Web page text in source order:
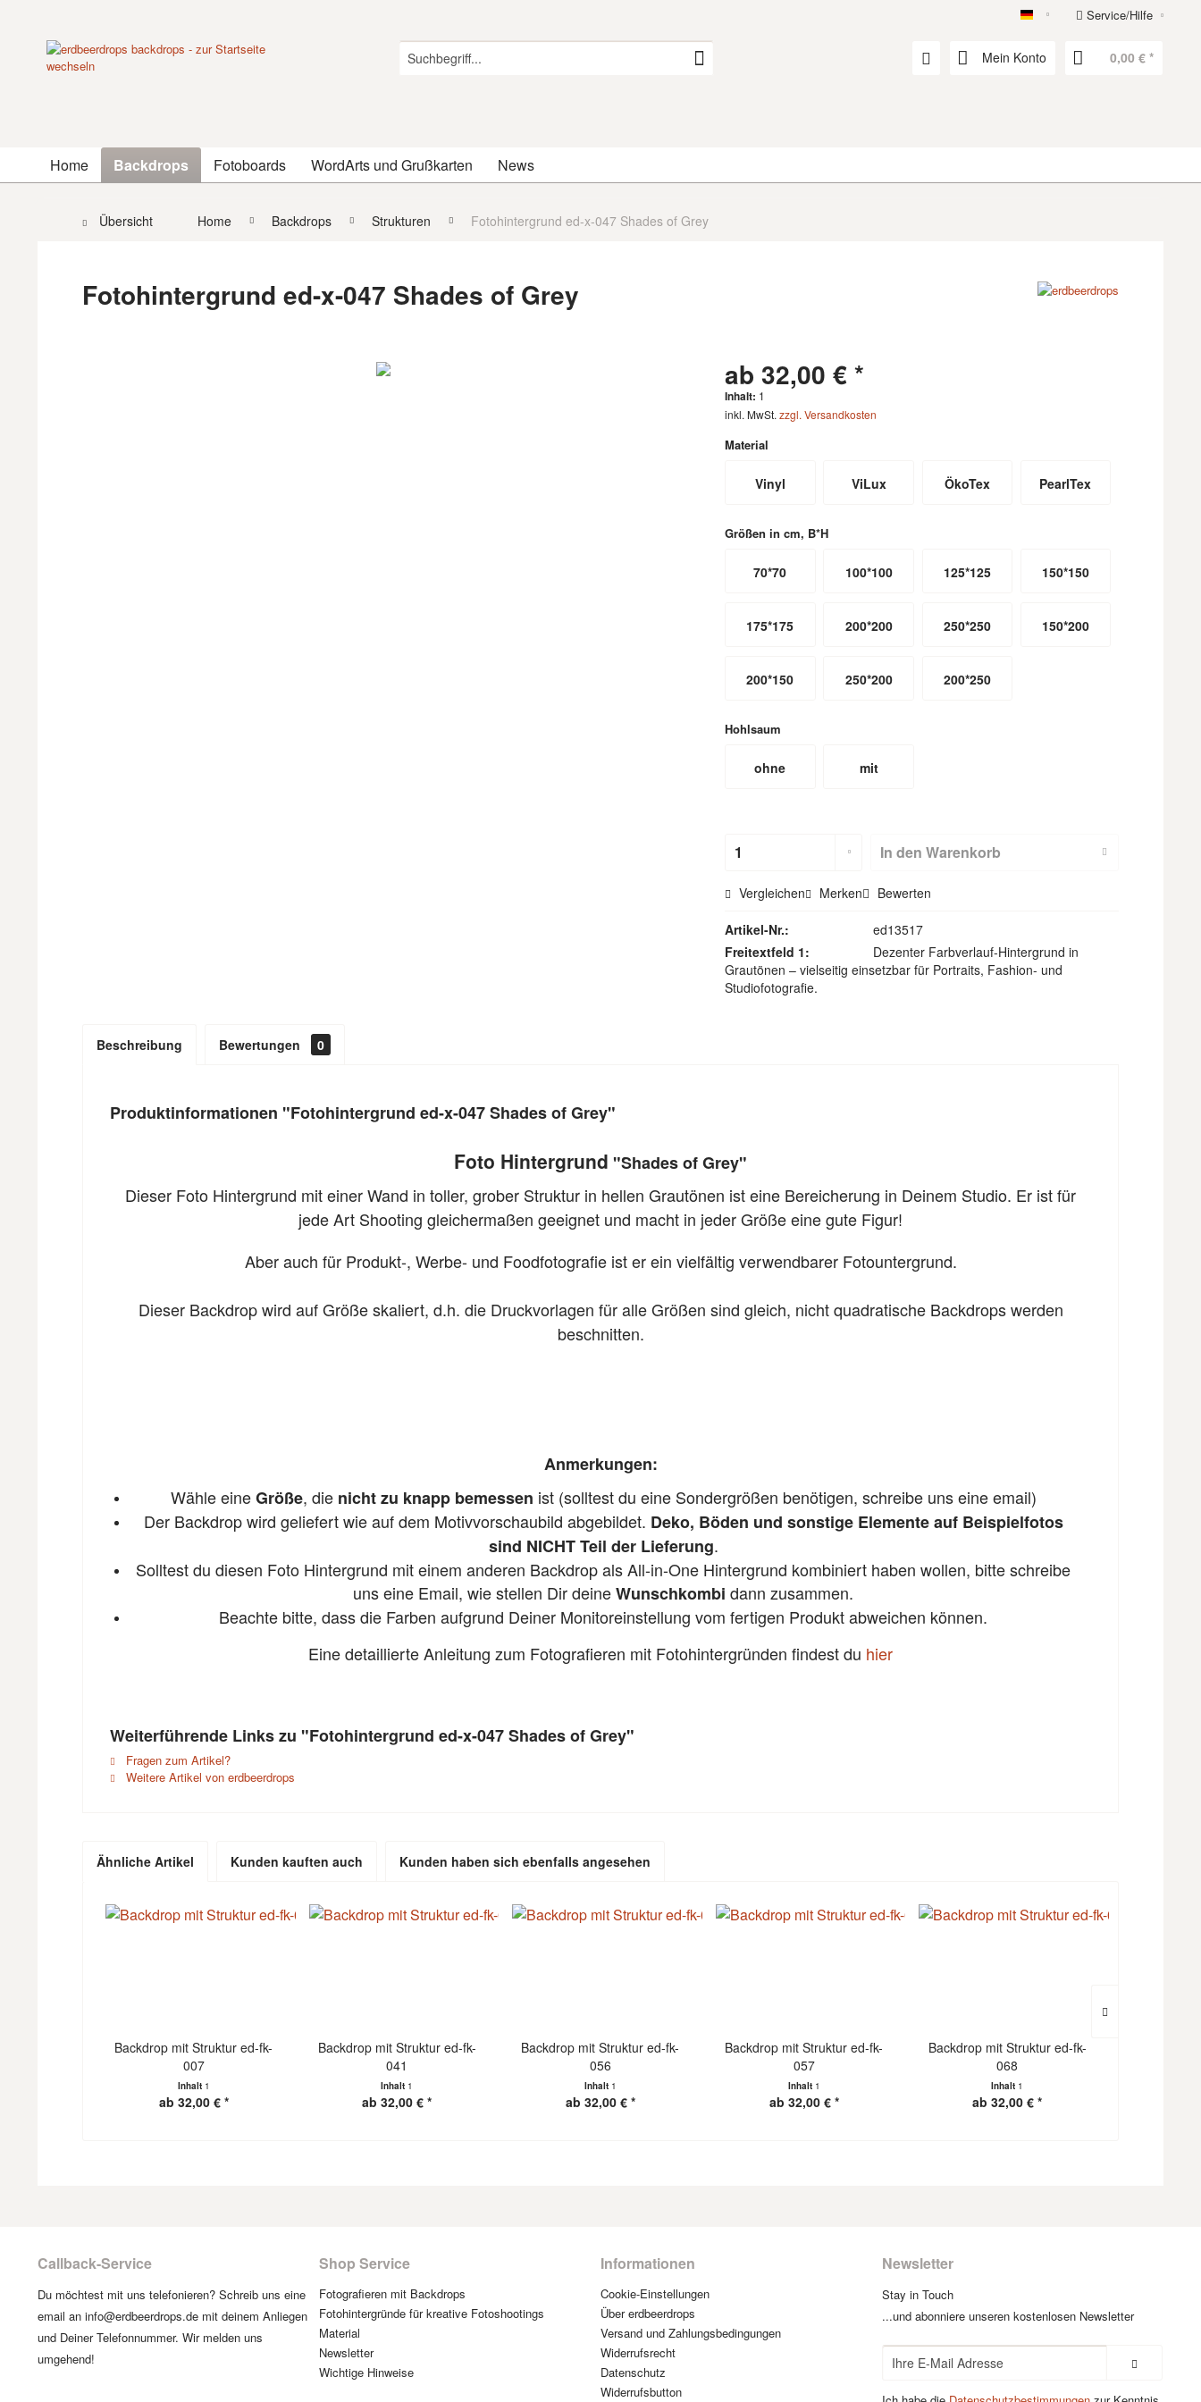
erdbeerdropsService/Hilfe
Mein Konto 0,00 € *
Home Backdrops Fotoboards WordArts und Grußkarten News
Übersicht Home Backdrops Strukturen Fotohintergrund ed-x-047 Shades of Grey
Fotohintergrund ed-x-047 Shades of Grey
ab 32,00 € *
Inhalt: 1
inkl. MwSt.zzgl. Versandkosten
Material
Vinyl ViLux ÖkoTex PearlTex
Größen in cm, B*H
70*70 100*100 125*125 150*150
175*175 200*200 250*250 150*200
200*150 250*200 200*250
Hohlsaum
ohne
mit
In den Warenkorb
Vergleichen Merken Bewerten
Artikel-Nr.:
ed13517
Freitextfeld 1:
Dezenter Farbverlauf-Hintergrund in
Grautönen – vielseitig einsetzbar für Portraits, Fashion- und
Studiofotografie.
Beschreibung Bewertungen 0
Produktinformationen "Fotohintergrund ed-x-047 Shades of Grey"
Foto Hintergrund "Shades of Grey"
Dieser Foto Hintergrund mit einer Wand in toller, grober Struktur in hellen Grautönen ist eine Bereicherung in Deinem Studio. Er ist für
jede Art Shooting gleichermaßen geeignet und macht in jeder Größe eine gute Figur!
Aber auch für Produkt-, Werbe- und Foodfotografie ist er ein vielfältig verwendbarer Fotountergrund.
Dieser Backdrop wird auf Größe skaliert, d.h. die Druckvorlagen für alle Größen sind gleich, nicht quadratische Backdrops werden
beschnitten.
Anmerkungen:
Wähle eineGröße, die nicht zu knapp bemessen ist (solltest du eine Sondergrößen benötigen, schreibe uns eine email)
Der Backdrop wird geliefert wie auf dem Motivvorschaubild abgebildet. Deko, Böden und sonstige Elemente auf Beispielfotos
sind NICHT Teil der Lieferung.
Solltest du diesen Foto Hintergrund mit einem anderen Backdrop als All-in-One Hintergrund kombiniert haben wollen, bitte schreibe
uns eine Email, wie stellen Dir deineWunschkombi dann zusammen.
Beachte bitte, dass die Farben aufgrund Deiner Monitoreinstellung vom fertigen Produkt abweichen können.
Eine detaillierte Anleitung zum Fotografieren mit Fotohintergründen findest du hier
Weiterführende Links zu "Fotohintergrund ed-x-047 Shades of Grey"
Fragen zum Artikel?
Weitere Artikel von erdbeerdrops
Ähnliche Artikel Kunden kauften auch Kunden haben sich ebenfalls angesehen
Backdrop mit Struktur ed-fk-
007
Inhalt 1
ab 32,00 € *
Backdrop mit Struktur ed-fk-
041
Inhalt 1
ab 32,00 € *
Backdrop mit Struktur ed-fk-
056
Inhalt 1
ab 32,00 € *
Backdrop mit Struktur ed-fk-
057
Inhalt 1
ab 32,00 € *
Backdrop mit Struktur ed-fk-
068
Inhalt 1
ab 32,00 € *
Callback-Service
Du möchtest mit uns telefonieren? Schreib uns eine
email an info@erdbeerdrops.de mit deinem Anliegen
und Deiner Telefonnummer. Wir melden uns
umgehend!
Shop Service
Fotografieren mit Backdrops
Fotohintergründe für kreative Fotoshootings
Material
Newsletter
Wichtige Hinweise
Informationen
Cookie-Einstellungen
Über erdbeerdrops
Versand und Zahlungsbedingungen
Widerrufsrecht
Datenschutz
Widerrufsbutton
Newsletter
Stay in Touch
...und abonniere unseren kostenlosen Newsletter